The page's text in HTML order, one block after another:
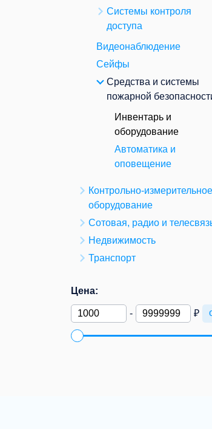
Системы контроля
доступа
Видеонаблюдение
Сейфы
Средства и системы
пожарной
Инвентарь и
оборудование
Автоматика и
оповещение
Контрольно-измерительное
оборудование
Сотовая, радио и
Недвижимость
Транспорт
Цена:
- ₽